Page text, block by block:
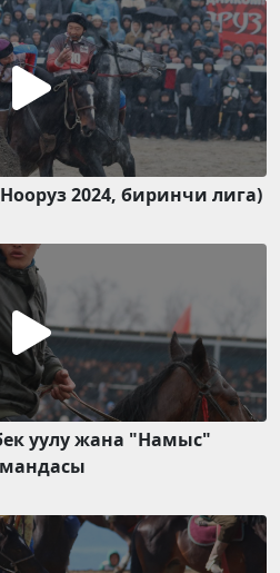
2024, биринчи лига)
уулу жана "Намыс"